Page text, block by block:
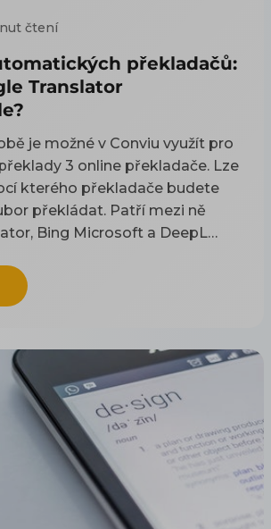
čtení
překladačů:
Translator
je možné v Conviu využít pro
3 online překladače. Lze
kterého překladače budete
překládat. Patří mezi ně
Bing Microsoft a DeepL
používaný online
zůstane to opravdu tak